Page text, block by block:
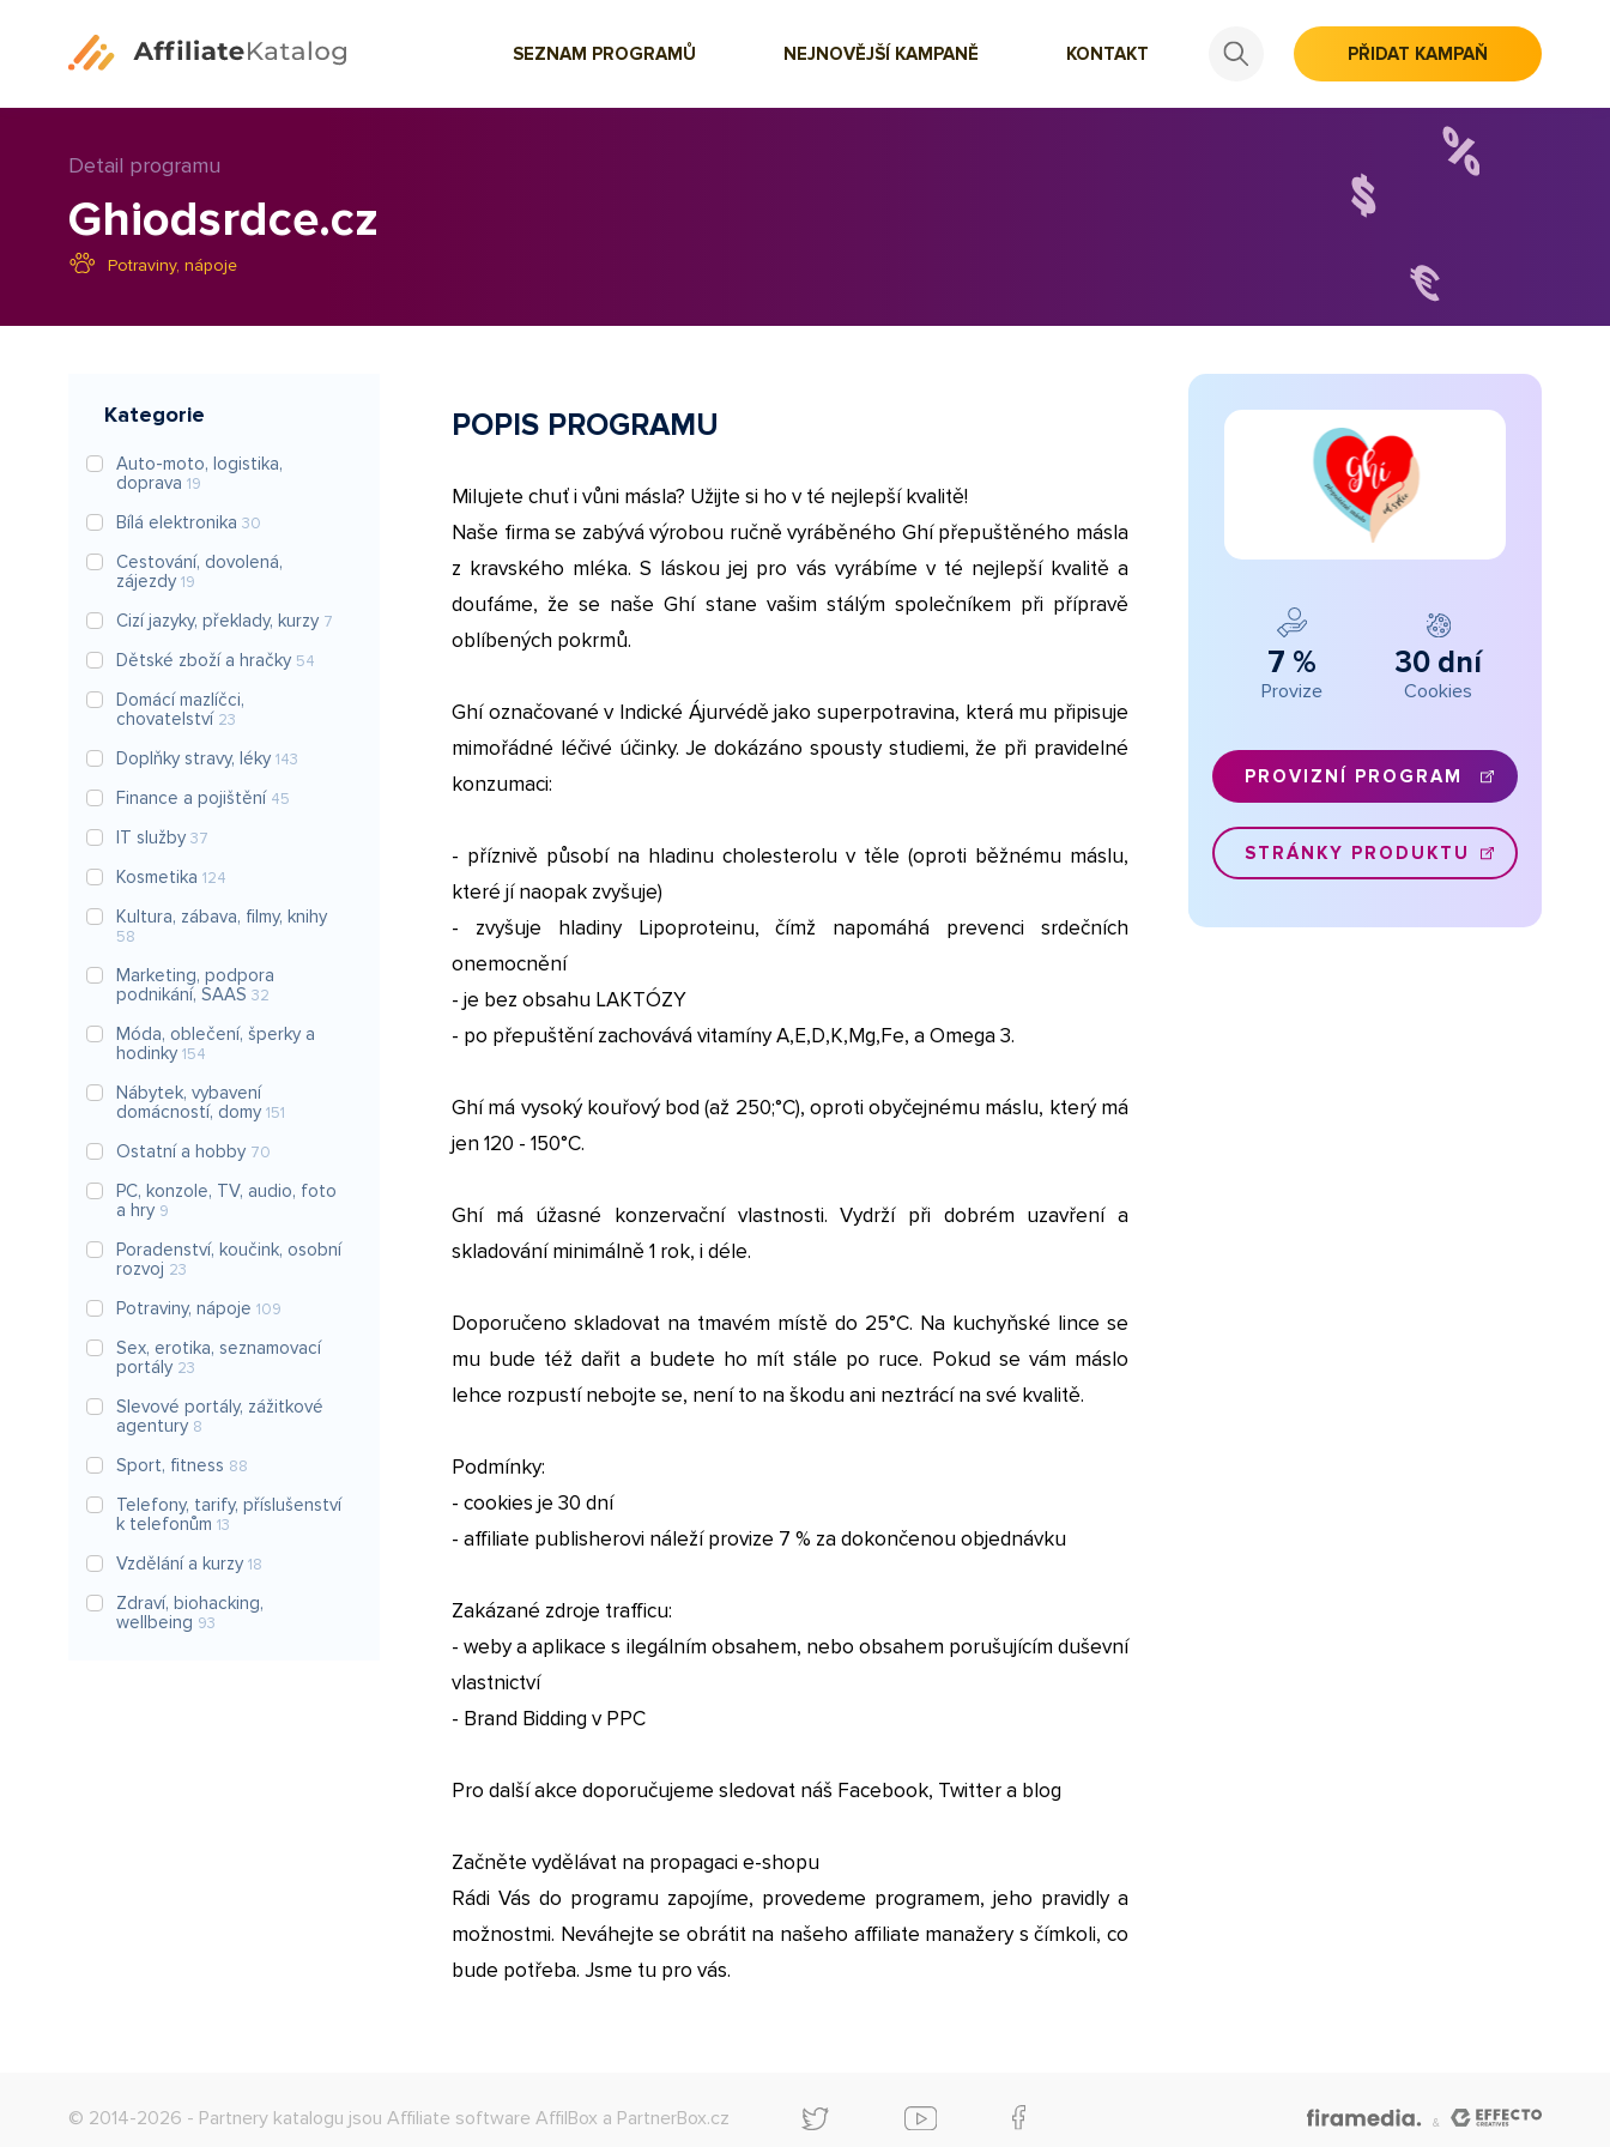
SEZNAM PROGRAMŮ NEJNOVĚJŠÍ KAMPANĚ KONTAKT PŘIDAT KAMPAŇ
Detail programu
Ghiodsrdce.cz
Potraviny, nápoje
Kategorie
Auto-moto, logistika,
doprava 19
Bílá elektronika 30
Cestování, dovolená,
zájezdy 19
Cizí jazyky, překlady, kurzy 7
Dětské zboží a hračky 54
Domácí mazlíčci,
chovatelství 23
Doplňky stravy, léky 143
Finance a pojištění 45
IT služby 37
Kosmetika 124
Kultura, zábava, filmy, knihy
58
Marketing, podpora
podnikání, SAAS 32
Móda, oblečení, šperky a
hodinky 154
Nábytek, vybavení
domácností, domy 151
Ostatní a hobby 70
PC, konzole, TV, audio, foto
a hry 9
Poradenství, koučink, osobní
rozvoj 23
Potraviny, nápoje 109
Sex, erotika, seznamovací
portály 23
Slevové portály, zážitkové
agentury 8
Sport, fitness 88
Telefony, tarify, příslušenství
k telefonům 13
Vzdělání a kurzy 18
Zdraví, biohacking,
wellbeing 93
POPIS PROGRAMU
Milujete chuť i vůni másla? Užijte si ho v té nejlepší kvalitě!
Naše firma se zabývá výrobou ručně vyráběného Ghí přepuštěného másla
z kravského mléka. S láskou jej pro vás vyrábíme v té nejlepší kvalitě a
doufáme, že se naše Ghí stane vašim stálým společníkem při přípravě
oblíbených pokrmů.
Ghí označované v Indické Ájurvédě jako superpotravina, která mu připisuje
mimořádné léčivé účinky. Je dokázáno spousty studiemi, že při pravidelné
konzumaci:
- příznivě působí na hladinu cholesterolu v těle (oproti běžnému máslu,
které jí naopak zvyšuje)
- zvyšuje hladiny Lipoproteinu, čímž napomáhá prevenci srdečních
onemocnění
- je bez obsahu LAKTÓZY
- po přepuštění zachovává vitamíny A,E,D,K,Mg,Fe, a Omega 3.
Ghí má vysoký kouřový bod (až 250;°C), oproti obyčejnému máslu, který má
jen 120 - 150°C.
Ghí má úžasné konzervační vlastnosti. Vydrží při dobrém uzavření a
skladování minimálně 1 rok, i déle.
Doporučeno skladovat na tmavém místě do 25°C. Na kuchyňské lince se
mu bude též dařit a budete ho mít stále po ruce. Pokud se vám máslo
lehce rozpustí nebojte se, není to na škodu ani neztrácí na své kvalitě.
Podmínky:
- cookies je 30 dní
- affiliate publisherovi náleží provize 7 % za dokončenou objednávku
Zakázané zdroje trafficu:
- weby a aplikace s ilegálním obsahem, nebo obsahem porušujícím duševní
vlastnictví
- Brand Bidding v PPC
Pro další akce doporučujeme sledovat náš Facebook, Twitter a blog
Začněte vydělávat na propagaci e-shopu
Rádi Vás do programu zapojíme, provedeme programem, jeho pravidly a
možnostmi. Neváhejte se obrátit na našeho affiliate manažery s čímkoli, co
bude potřeba. Jsme tu pro vás.
7 %
Provize
30 dní
Cookies
PROVIZNÍ PROGRAM
STRÁNKY PRODUKTU
© 2014-2026 - Partnery katalogu jsou Affiliate software AffilBox a PartnerBox.cz &